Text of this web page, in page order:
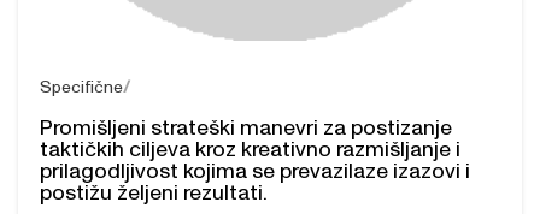
Specifične
Promišljeni strateški manevri za postizanje
taktičkih ciljeva kroz kreativno razmišljanje i
prilagodljivost kojima se prevazilaze izazovi i
postižu željeni rezultati.